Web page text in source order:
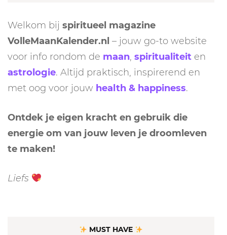
Welkom bij spiritueel magazine
VolleMaanKalender.nl – jouw go-to website
voor info rondom de maan, spiritualiteit en
astrologie. Altijd praktisch, inspirerend en
met oog voor jouw health & happiness.
Ontdek je eigen kracht en gebruik die
energie om van jouw leven je droomleven
te maken!
Liefs
MUST HAVE